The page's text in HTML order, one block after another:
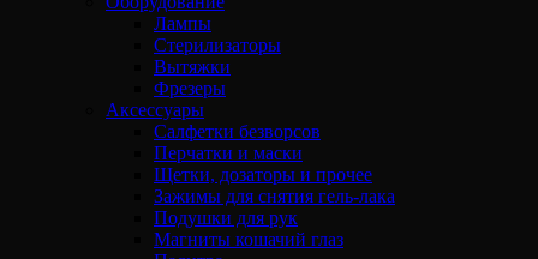
Лампы
Стерилизаторы
Вытяжки
Фрезеры
Аксессуары
Салфетки безворсов
Перчатки и маски
Щетки, дозаторы и прочее
Зажимы для снятия гель-лака
Подушки для рук
Магниты кошачий глаз